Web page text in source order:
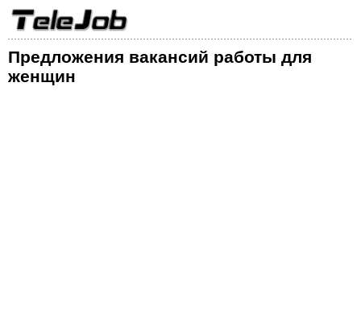
Предложения вакансий работы для
женщин